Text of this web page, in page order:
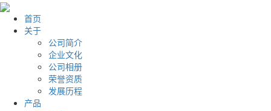
首页
关于
公司简介
企业文化
公司相册
荣誉资质
发展历程
产品